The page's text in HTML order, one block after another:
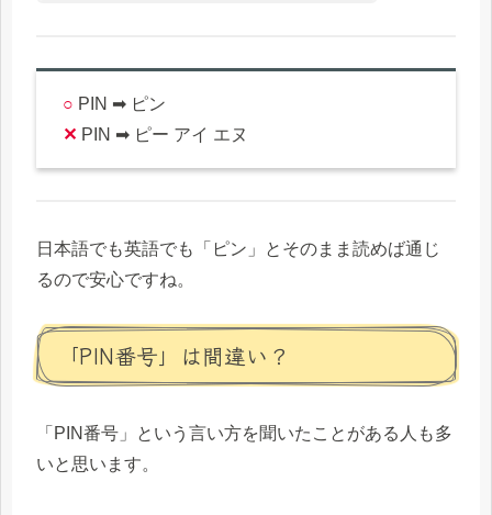
○ PIN ➡ ピン
✕ PIN ➡ ピー アイ エヌ
日本語でも英語でも「ピン」とそのまま読めば通じ
るので安心ですね。
「PIN番号」は間違い？
「PIN番号」という言い方を聞いたことがある人も多
いと思います。